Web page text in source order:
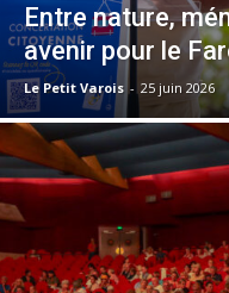
Entre nature,
avenir pour le
Le Petit Varois - 25 juin 2026